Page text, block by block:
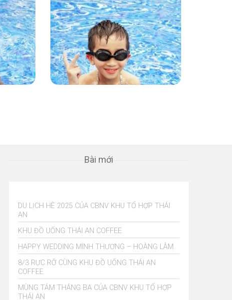
Bài mới
DU LỊCH HÈ 2025 CỦA CBNV KHU TỔ HỢP THÁI
AN
KHU ĐỒ UỐNG THÁI AN COFFEE
HAPPY WEDDING MINH THƯƠNG – HOÀNG LÂM
8/3 RỰC RỠ CÙNG KHU ĐỒ UỐNG THÁI AN
COFFEE
MÙNG TÁM THÁNG BA CỦA CBNV KHU TỔ HỢP
THÁI AN